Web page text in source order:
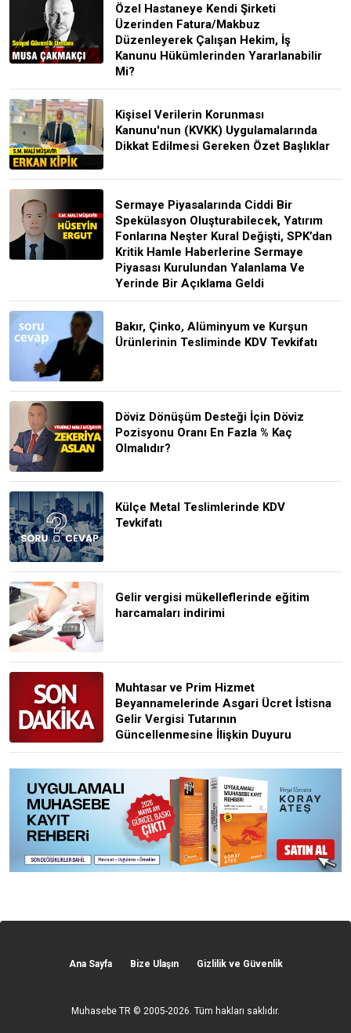
Özel Hastaneye Kendi Şirketi
Üzerinden Fatura/Makbuz
Düzenleyerek Çalışan Hekim, İş
Kanunu Hükümlerinden Yararlanabilir
Mi?
Kişisel Verilerin Korunması
Kanunu'nun (KVKK) Uygulamalarında
Dikkat Edilmesi Gereken Özet Başlıklar
Sermaye Piyasalarında Ciddi Bir
Spekülasyon Oluşturabilecek, Yatırım
Fonlarına Neşter Kural Değişti, SPK’dan
Kritik Hamle Haberlerine Sermaye
Piyasası Kurulundan Yalanlama Ve
Yerinde Bir Açıklama Geldi
Bakır, Çinko, Alüminyum ve Kurşun
Ürünlerinin Tesliminde KDV Tevkifatı
Döviz Dönüşüm Desteği İçin Döviz
Pozisyonu Oranı En Fazla % Kaç
Olmalıdır?
Külçe Metal Teslimlerinde KDV
Tevkifatı
Gelir vergisi mükelleflerinde eğitim
harcamaları indirimi
Muhtasar ve Prim Hizmet
Beyannamelerinde Asgari Ücret İstisna
Gelir Vergisi Tutarının
Güncellenmesine İlişkin Duyuru
Ana Sayfa Bize Ulaşın Gizlilik ve Güvenlik
Muhasebe TR © 2005-2026. Tüm hakları saklıdır.